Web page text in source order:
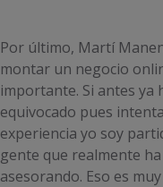
Por último, Martí
montar un negocio
importante. Si antes
equivocado pues
experiencia yo soy
gente que realmente
asesorando. Eso es